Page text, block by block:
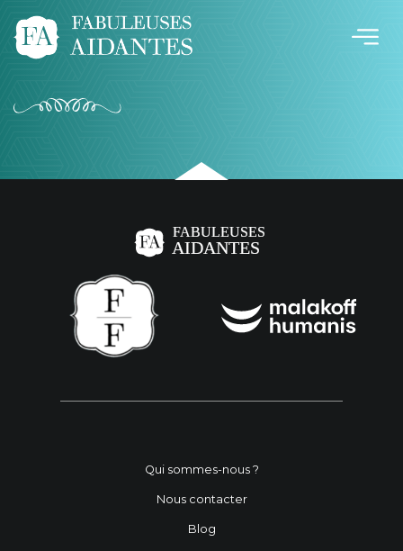
Qui sommes-nous ?
Nous contacter
Blog